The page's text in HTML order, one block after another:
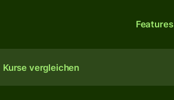
Features
Kurse vergleichen